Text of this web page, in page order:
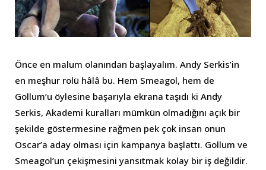
Önce en malum olanından başlayalım. Andy Serkis’in
en meşhur rolü hâlâ bu. Hem Smeagol, hem de
Gollum’u öylesine başarıyla ekrana taşıdı ki Andy
Serkis, Akademi kuralları mümkün olmadığını açık bir
şekilde göstermesine rağmen pek çok insan onun
Oscar’a aday olması için kampanya başlattı. Gollum ve
Smeagol’un çekişmesini yansıtmak kolay bir iş değildir.